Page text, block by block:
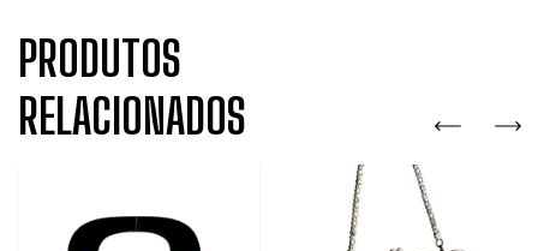
PRODUTOS
RELACIONADOS